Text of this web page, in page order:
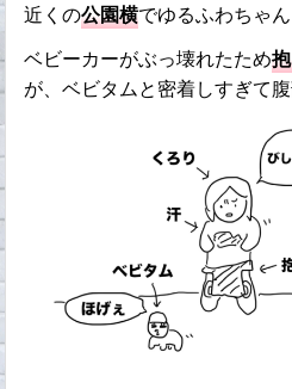
近くの公園横でゆるふわちゃ
ベビーカーがぶっ壊れたため
が、ベビタムと密着しすぎて